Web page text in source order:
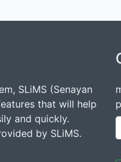
SLiMS (Senayan
that will help
and quickly.
by SLiMS.